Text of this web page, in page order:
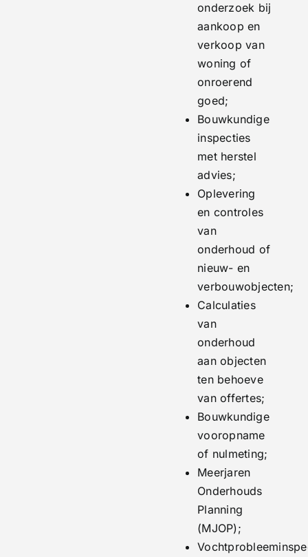
onderzoek bij
aankoop en
verkoop van
woning of
onroerend
goed;
Bouwkundige
inspecties
met herstel
advies;
Oplevering
en controles
van
onderhoud of
nieuw- en
verbouwobjecten;
Calculaties
van
onderhoud
aan objecten
ten behoeve
van offertes;
Bouwkundige
vooropname
of nulmeting;
Meerjaren
Onderhouds
Planning
(MJOP);